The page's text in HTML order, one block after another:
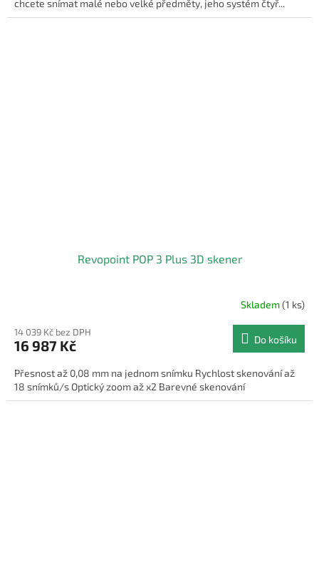
chcete snímat malé nebo velké předměty, jeho systém čtyř...
Revopoint POP 3 Plus 3D skener
Skladem(1 ks)
14 039 Kč bez DPH
16 987 Kč Do košíku
Přesnost až 0,08 mm na jednom snímku Rychlost skenování až
18 snímků/s Optický zoom až x2 Barevné skenování